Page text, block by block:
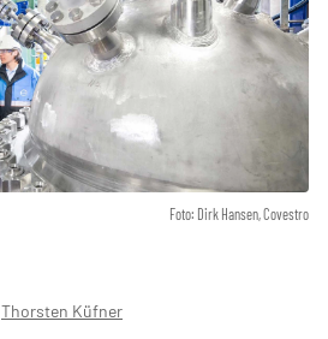
Foto: Dirk Hansen, Covestro
Thorsten Küfner